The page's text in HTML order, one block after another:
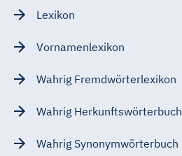
Lexikon
Vornamenlexikon
Wahrig Fremdwörterlexikon
Wahrig Herkunftswörterbuch
Wahrig Synonymwörterbuch